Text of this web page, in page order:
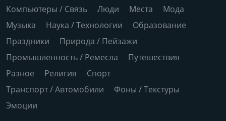
Компьютеры / Связь
Люди Места
Мода
Музыка
Наука / Технологии
Образование
Праздники
Природа / Пейзажи
Промышленность / Ремесла
Путешествия
Разное
Религия
Спорт
Транспорт / Автомобили
Фоны / Текстуры
Эмоции